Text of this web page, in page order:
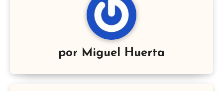
por Miguel Huerta